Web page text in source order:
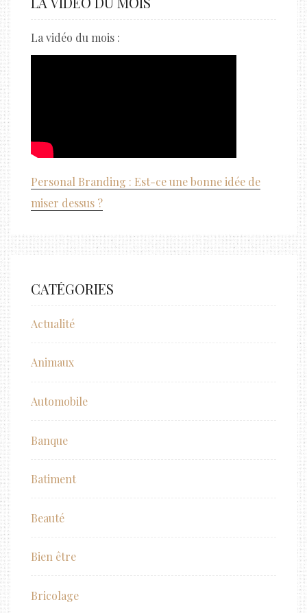
La vidéo du mois :
Personal Branding : Est-ce une bonne idée de
miser dessus ?
CATÉGORIES
Actualité
Animaux
Automobile
Banque
Batiment
Beauté
Bien être
Bricolage